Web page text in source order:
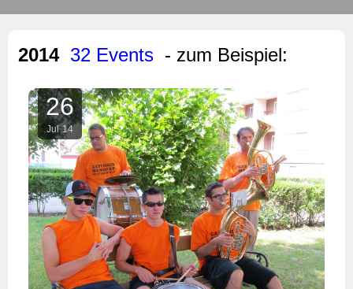
2014 32 Events - zum Beispiel:
26
Jul 14